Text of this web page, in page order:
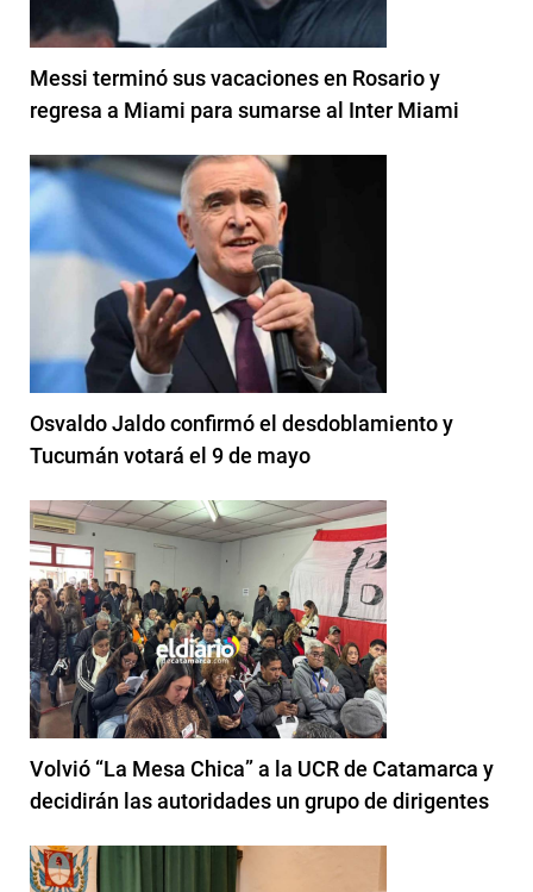
Messi terminó sus vacaciones en Rosario y
regresa a Miami para sumarse al Inter Miami
Osvaldo Jaldo confirmó el desdoblamiento y
Tucumán votará el 9 de mayo
Volvió “La Mesa Chica” a la UCR de Catamarca y
decidirán las autoridades un grupo de dirigentes